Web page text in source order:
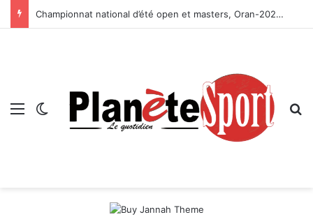
Championnat national d’été open et masters, Oran-2026 — Le CRB s’adjuge le titre
Menu Switch skin